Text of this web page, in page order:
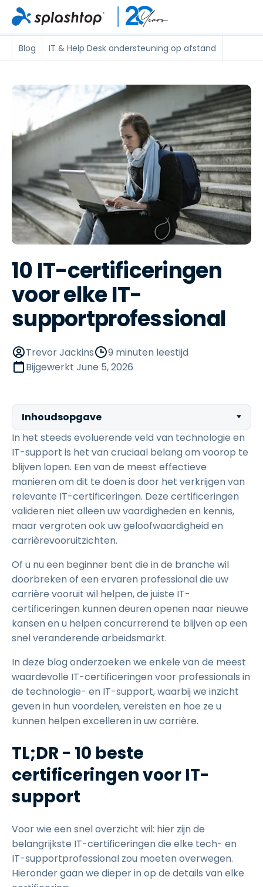
Blog IT & Help Desk ondersteuning op afstand
10 IT-certificeringen
voor elke IT-
supportprofessional
Trevor Jackins
9 minuten leestijd
Bijgewerkt June 5, 2026
Inhoudsopgave
In het steeds evoluerende veld van technologie en
IT-support is het van cruciaal belang om voorop te
blijven lopen. Een van de meest effectieve
manieren om dit te doen is door het verkrijgen van
relevante IT-certificeringen. Deze certificeringen
valideren niet alleen uw vaardigheden en kennis,
maar vergroten ook uw geloofwaardigheid en
carrièrevooruitzichten.
Of u nu een beginner bent die in de branche wil
doorbreken of een ervaren professional die uw
carrière vooruit wil helpen, de juiste IT-
certificeringen kunnen deuren openen naar nieuwe
kansen en u helpen concurrerend te blijven op een
snel veranderende arbeidsmarkt.
In deze blog onderzoeken we enkele van de meest
waardevolle IT-certificeringen voor professionals in
de technologie- en IT-support, waarbij we inzicht
geven in hun voordelen, vereisten en hoe ze u
kunnen helpen excelleren in uw carrière.
TL;DR - 10 beste
certificeringen voor IT-
support
Voor wie een snel overzicht wil: hier zijn de
belangrijkste IT-certificeringen die elke tech- en
IT-supportprofessional zou moeten overwegen.
Hieronder gaan we dieper in op de details van elke